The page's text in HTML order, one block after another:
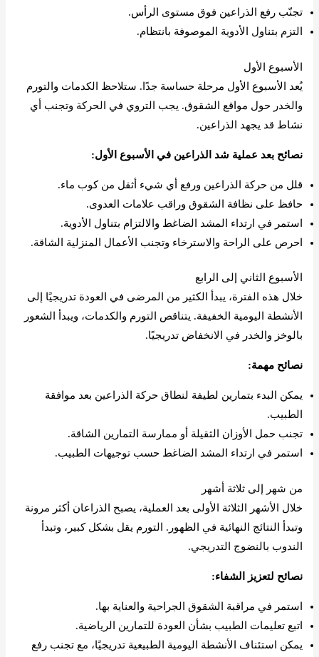
تجنّب رفع الذراعين فوق مستوى الرأس.
التزم بتناول الأدوية الموصوفة بانتظام.
الأسبوع الأول
يُعد الأسبوع الأول مرحلة حساسة جدًا. ستلاحظ الكدمات والتورم
والخدر حول مواقع الشقوق. يجب التروي في الحركة وتجنب أي
نشاط قد يجهد الذراعين.
نصائح بعد عملية شد الذراعين في الأسبوع الأول:
قلل من حركة الذراعين ورفع أي شيء أثقل من كوب ماء.
حافظ على نظافة الشقوق وراقب علامات العدوى.
استمر في ارتداء المشد الضاغط والالتزام بتناول الأدوية.
احرص على الراحة والاسترخاء وتجنب الأعمال المنزلية الشاقة.
الأسبوع الثاني إلى الرابع
خلال هذه الفترة، يبدأ الكثير من المرضى في العودة تدريجيًا إلى
الأنشطة اليومية الخفيفة. يتناقص التورم والكدمات، ويبدأ الشعور
بالوخز والخدر في الانخفاض تدريجيًا.
نصائح مهمة:
يمكن البدء بتمارين لطيفة لنطاق حركة الذراعين بعد موافقة
الطبيب.
تجنب حمل الأوزان الثقيلة أو ممارسة التمارين الشاقة.
استمر في ارتداء المشد الضاغط حسب توجيهات الطبيب.
من شهر إلى ثلاثة أشهر
خلال الأشهر الثلاثة الأولى بعد العملية، يصبح الذراعان أكثر مرونة
وتبدأ النتائج النهائية في الظهور. التورم يقل بشكل كبير، وتبدأ
الندوب بالنضوج التدريجي.
نصائح لتعزيز الشفاء:
استمر في مراقبة الشقوق الجراحية والعناية بها.
اتبع تعليمات الطبيب بشأن العودة للتمارين الرياضية.
يمكن استئناف الأنشطة اليومية الطبيعية تدريجيًا، مع تجنب رفع